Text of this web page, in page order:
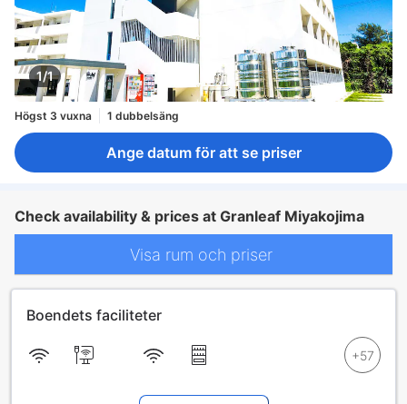
1/1
Högst 3 vuxna 1 dubbelsäng
Ange datum för att se priser
Check availability & prices at Granleaf Miyakojima
Visa rum och priser
Boendets faciliteter